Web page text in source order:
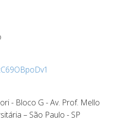
- Bloco G - Av. Prof. Mello
– São Paulo - SP